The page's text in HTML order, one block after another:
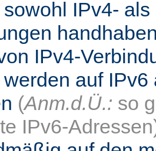
IPv4-
IPv4-
auf
(Anm.d.Ü.: so
IPv6-